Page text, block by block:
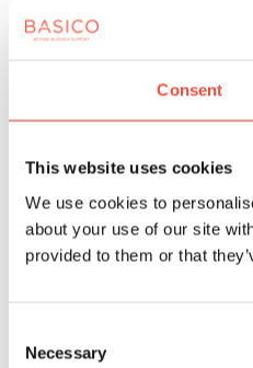
Consent
This website uses cookies
We use cookies to
about your use of our site
provided to them or that
Selection
Necessary